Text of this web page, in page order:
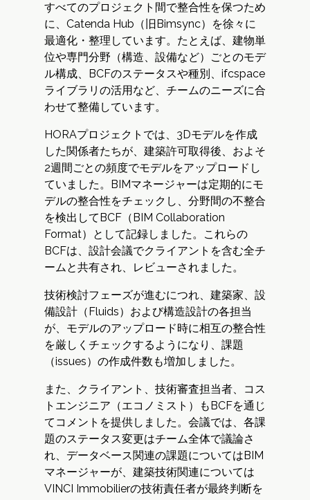
すべてのプロジェクト間で整合性を保つため
に、Catenda Hub（旧Bimsync）を徐々に
最適化・整理しています。たとえば、建物単
位や専門分野（構造、設備など）ごとのモデ
ル構成、BCFのステータスや種別、ifcspace
ライブラリの活用など、チームのニーズに合
わせて整備しています。
HORAプロジェクトでは、3Dモデルを作成
した関係者たちが、建築許可取得後、およそ
2週間ごとの頻度でモデルをアップロードし
ていました。BIMマネージャーは定期的にモ
デルの整合性をチェックし、分野間の不整合
を検出してBCF（BIM Collaboration
Format）として記録しました。これらの
BCFは、設計会議でクライアントを含む全チ
ームと共有され、レビューされました。
技術検討フェーズが進むにつれ、建築家、設
備設計（Fluids）および構造設計の各担当
が、モデルのアップロード時に相互の整合性
を厳しくチェックするようになり、課題
（issues）の作成件数も増加しました。
また、クライアント、技術審査担当者、コス
トエンジニア（エコノミスト）もBCFを通じ
てコメントを提供しました。会議では、各課
題のステータス変更はチーム全体で議論さ
れ、データベース関連の課題についてはBIM
マネージャーが、建築技術関連については
VINCI Immobilierの技術責任者が最終判断を